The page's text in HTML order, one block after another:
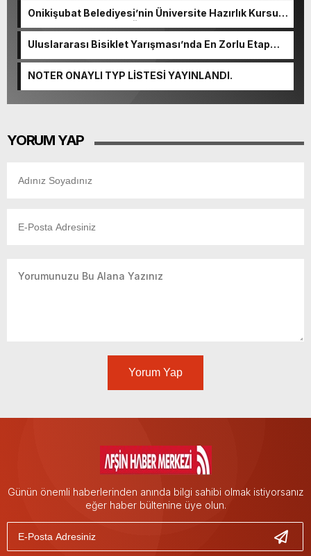
Onikişubat Belediyesi’nin Üniversite Hazırlık Kursu
başvurularında son gün 7 Ağustos.
Uluslararası Bisiklet Yarışması’nda En Zorlu Etap
NOTER ONAYLI TYP LİSTESİ YAYINLANDI.
YORUM YAP
Yorum Yap
Günün önemli haberlerinden anında bilgi sahibi olmak istiyorsanız
eğer haber bültenine üye olun.